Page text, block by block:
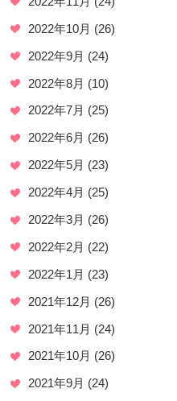
2022年10月 (26)
2022年9月 (24)
2022年8月 (10)
2022年7月 (25)
2022年6月 (26)
2022年5月 (23)
2022年4月 (25)
2022年3月 (26)
2022年2月 (22)
2022年1月 (23)
2021年12月 (26)
2021年11月 (24)
2021年10月 (26)
2021年9月 (24)